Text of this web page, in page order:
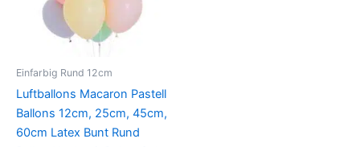
Einfarbig Rund 12cm
Luftballons Macaron Pastell
Ballons 12cm, 25cm, 45cm,
60cm Latex Bunt Rund
der
Produktseite